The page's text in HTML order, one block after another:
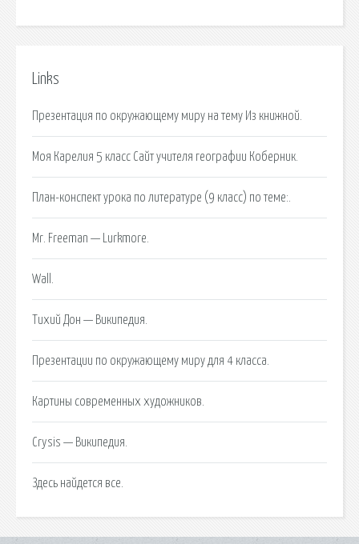
Links
Презентация по окружающему миру на тему Из книжной.
Моя Карелия 5 класс Сайт учителя географии Коберник.
План-конспект урока по литературе (9 класс) по теме:.
Mr. Freeman — Lurkmore.
Wall.
Тихий Дон — Википедия.
Презентации по окружающему миру для 4 класса.
Картины современных художников.
Crysis — Википедия.
Здесь найдется все.